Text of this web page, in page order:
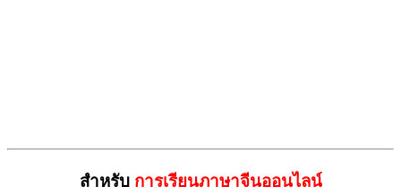
สำหรับการเรียนภาษาจีนออนไลน์